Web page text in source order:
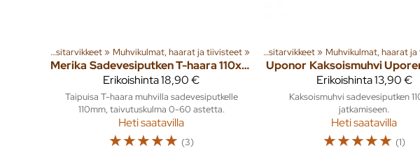
Salaoja- ja sadevesitarvikkeet‪» Muhvikulmat, haarat ja tiivisteet‪»
Merika
Sadevesiputken T-haara 110x110mm 0-60 astetta
Erikoishinta18,90 €
Taipuisa T-haara muhvilla sadevesiputkelle
110mm, taivutuskulma 0-60 astetta.
Heti saatavilla
☆☆☆☆☆ (3)
ja tuotteita‪» Rakenna ‪» Jäte- ja sadevesi‪» Salaoja- ja sadevesitarvikkeet‪» Muhvikulmat, haarat
Uponor Kaksoismuhvi
Erikoishinta13,90 €
Kaksoismuhvi sadevesiputken
jatkamiseen.
Heti saatavilla
☆☆☆☆☆ (1)
Tuoteryhmiä ja tuotteita‪» Rakenna ‪» Jäte- ja sadevesi‪»